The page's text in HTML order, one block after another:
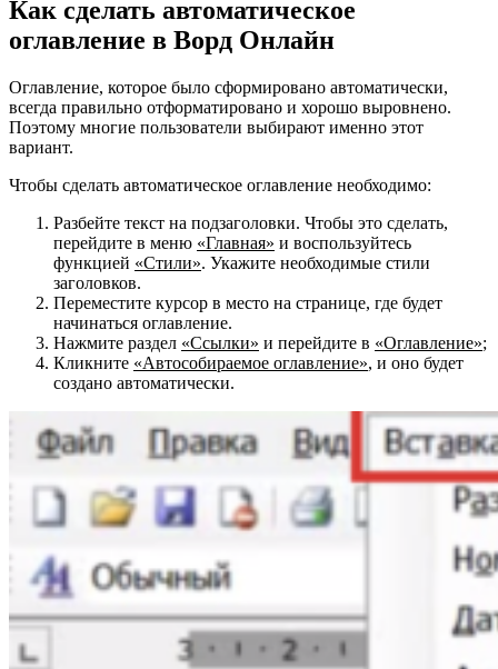
Как сделать автоматическое
оглавление в Ворд Онлайн
Оглавление, которое было сформировано автоматически,
всегда правильно отформатировано и хорошо выровнено.
Поэтому многие пользователи выбирают именно этот
вариант.
Чтобы сделать автоматическое оглавление необходимо:
Разбейте текст на подзаголовки. Чтобы это сделать,
перейдите в меню «Главная» и воспользуйтесь
функцией «Стили». Укажите необходимые стили
заголовков.
Переместите курсор в место на странице, где будет
начинаться оглавление.
Нажмите раздел «Ссылки» и перейдите в «Оглавление»;
Кликните «Автособираемое оглавление», и оно будет
создано автоматически.